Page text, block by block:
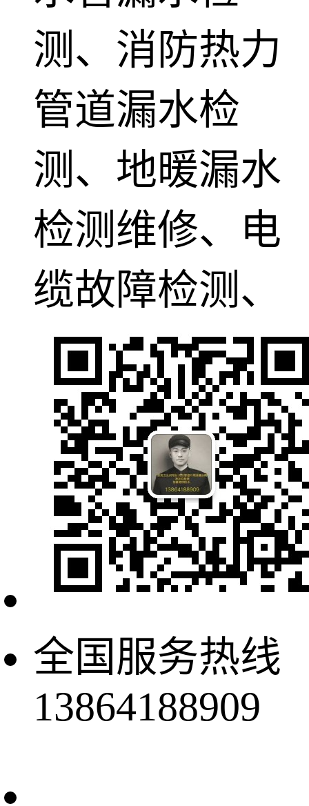
测、消防热力
管道漏水检
测、地暖漏水
检测维修、电
缆故障检测、
全国服务热线
13864188909